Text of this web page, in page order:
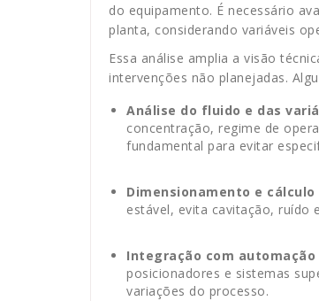
do equipamento. É necessário
planta, considerando variáveis
Essa análise amplia a visão
intervenções não planejadas.
Análise do fluido e das
concentração, regime de
fundamental para evitar
Dimensionamento e cálculo
estável, evita cavitação, ruído
Integração com
posicionadores e sistemas
variações do processo.